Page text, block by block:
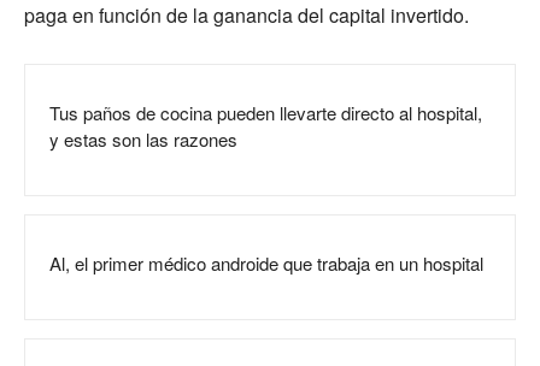
paga en función de la ganancia del capital invertido.
Tus paños de cocina pueden llevarte directo al hospital,
y estas son las razones
Al, el primer médico androide que trabaja en un hospital